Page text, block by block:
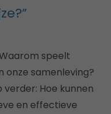
speelt
onze samenleving?
verder: Hoe kunnen
en effectieve